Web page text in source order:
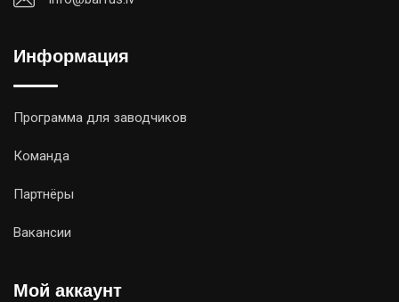
Информация
Программа для заводчиков
Команда
Партнёры
Вакансии
Мой аккаунт